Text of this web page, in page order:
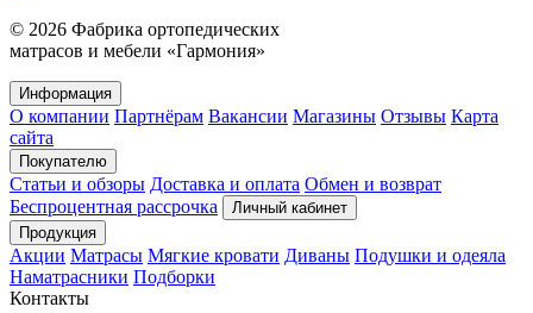
© 2026 Фабрика ортопедических
матрасов и мебели «Гармония»
Информация
О компании Партнёрам Вакансии Магазины Отзывы Карта
сайта
Покупателю
Статьи и обзоры Доставка и оплата Обмен и возврат
Беспроцентная рассрочка
Личный кабинет
Продукция
Акции Матрасы Мягкие кровати Диваны Подушки и одеяла
Наматрасники Подборки
Контакты